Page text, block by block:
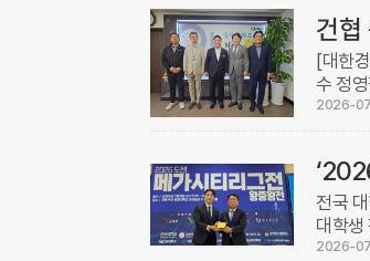
건협
[대한
수 정
회는
2026-
전국
대학생
왕중왕
2026-